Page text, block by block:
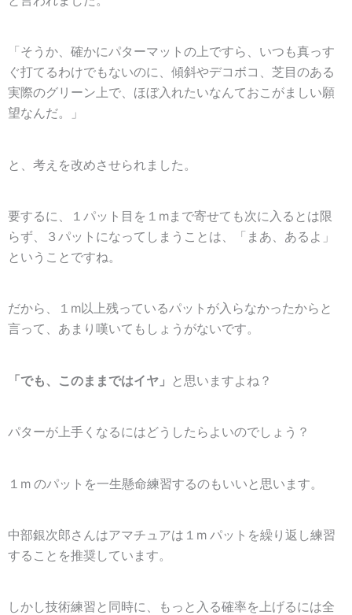
「そうか、確かにパターマットの上ですら、いつも真っす
ぐ打てるわけでもないのに、傾斜やデコボコ、芝目のある
実際のグリーン上で、ほぼ入れたいなんておこがましい願
望なんだ。」
と、考えを改めさせられました。
要するに、１パット目を１mまで寄せても次に入るとは限
らず、３パットになってしまうことは、「まあ、あるよ」
ということですね。
だから、１m以上残っているパットが入らなかったからと
言って、あまり嘆いてもしょうがないです。
「でも、このままではイヤ」 と思いますよね？
パターが上手くなるにはどうしたらよいのでしょう？
１m のパットを一生懸命練習するのもいいと思います。
中部銀次郎さんはアマチュアは１m パットを繰り返し練習
することを推奨しています。
しかし技術練習と同時に、もっと入る確率を上げるには全